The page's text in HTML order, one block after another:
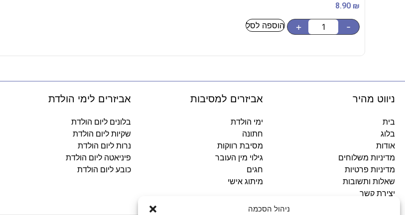
ניהול הסכמה
8.90 ₪
-
+ הוספה לסל
ניווט מהיר
בית
בלוג
אודות
מדיניות משלוחים
מדיניות פרטיות
שאלות ותשובות
יצירת קשר
אביזרים למסיבות
ימי הולדת
חתונה
מסיבת רווקות
גילוי מין העובר
חגים
מיתוג אישי
אביזרים לימי הולדת
בלונים ליום הולדת
שקיות ליום הולדת
נרות ליום הולדת
פיניאטה ליום הולדת
כובע ליום הולדת